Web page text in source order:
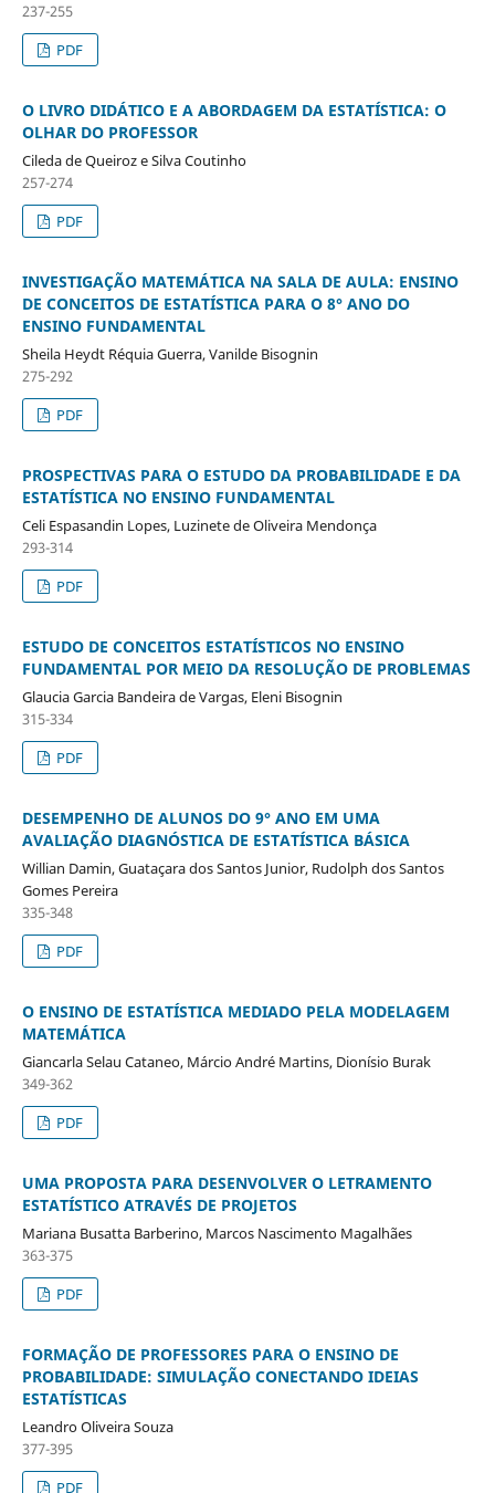
237-255
PDF
O LIVRO DIDÁTICO E A ABORDAGEM DA ESTATÍSTICA: O
OLHAR DO PROFESSOR
Cileda de Queiroz e Silva Coutinho
257-274
PDF
INVESTIGAÇÃO MATEMÁTICA NA SALA DE AULA: ENSINO
DE CONCEITOS DE ESTATÍSTICA PARA O 8° ANO DO
ENSINO FUNDAMENTAL
Sheila Heydt Réquia Guerra, Vanilde Bisognin
275-292
PDF
PROSPECTIVAS PARA O ESTUDO DA PROBABILIDADE E DA
ESTATÍSTICA NO ENSINO FUNDAMENTAL
Celi Espasandin Lopes, Luzinete de Oliveira Mendonça
293-314
PDF
ESTUDO DE CONCEITOS ESTATÍSTICOS NO ENSINO
FUNDAMENTAL POR MEIO DA RESOLUÇÃO DE PROBLEMAS
Glaucia Garcia Bandeira de Vargas, Eleni Bisognin
315-334
PDF
DESEMPENHO DE ALUNOS DO 9° ANO EM UMA
AVALIAÇÃO DIAGNÓSTICA DE ESTATÍSTICA BÁSICA
Willian Damin, Guataçara dos Santos Junior, Rudolph dos Santos
Gomes Pereira
335-348
PDF
O ENSINO DE ESTATÍSTICA MEDIADO PELA MODELAGEM
MATEMÁTICA
Giancarla Selau Cataneo, Márcio André Martins, Dionísio Burak
349-362
PDF
UMA PROPOSTA PARA DESENVOLVER O LETRAMENTO
ESTATÍSTICO ATRAVÉS DE PROJETOS
Mariana Busatta Barberino, Marcos Nascimento Magalhães
363-375
PDF
FORMAÇÃO DE PROFESSORES PARA O ENSINO DE
PROBABILIDADE: SIMULAÇÃO CONECTANDO IDEIAS
ESTATÍSTICAS
Leandro Oliveira Souza
377-395
PDF